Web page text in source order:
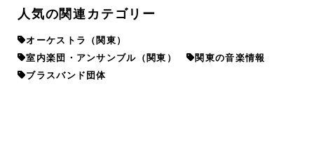
人気の関連カテゴリー
オーケストラ（関東）
室内楽団・アンサンブル（関東）
関東の音楽情報
ブラスバンド団体